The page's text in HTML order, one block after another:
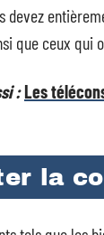
devez
que ceux qui
:Les
la